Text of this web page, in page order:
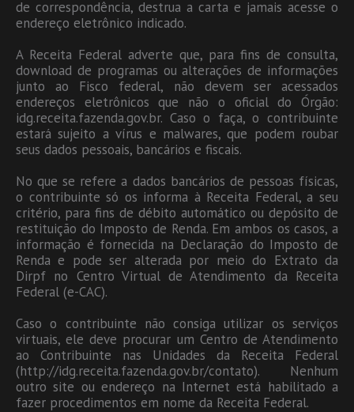
de correspondência, destrua a carta e jamais acesse o
endereço eletrônico indicado.
A Receita Federal adverte que, para fins de consulta,
download de programas ou alterações de informações
junto ao Fisco federal, não devem ser acessados
endereços eletrônicos que não o oficial do Órgão:
idg.receita.fazenda.gov.br. Caso o faça, o contribuinte
estará sujeito a vírus e malwares, que podem roubar
seus dados pessoais, bancários e fiscais.
No que se refere a dados bancários de pessoas físicas,
o contribuinte só os informa à Receita Federal, a seu
critério, para fins de débito automático ou depósito de
restituição do Imposto de Renda. Em ambos os casos, a
informação é fornecida na Declaração do Imposto de
Renda e pode ser alterada por meio do Extrato da
Dirpf no Centro Virtual de Atendimento da Receita
Federal (e-CAC).
Caso o contribuinte não consiga utilizar os serviços
virtuais, ele deve procurar um Centro de Atendimento
ao Contribuinte nas Unidades da Receita Federal
(http://idg.receita.fazenda.gov.br/contato). Nenhum
outro site ou endereço na Internet está habilitado a
fazer procedimentos em nome da Receita Federal.